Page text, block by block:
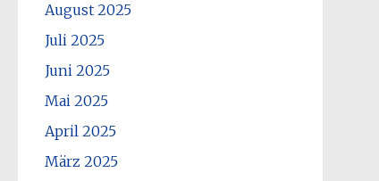
August 2025
Juli 2025
Juni 2025
Mai 2025
April 2025
März 2025